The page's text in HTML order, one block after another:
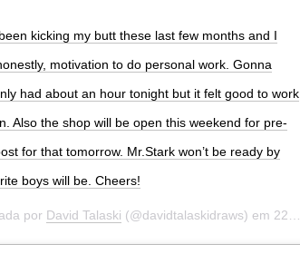
kicking my butt these last few months and I
motivation to do personal work. Gonna
had about an hour tonight but it felt good to work
Also the shop will be open this weekend for pre-
for that tomorrow. Mr.Stark won’t be ready by
boys will be. Cheers!
por David Talaski (@davidtalaskidraws) em 22 de Jan, 2020 às 9:57 PST